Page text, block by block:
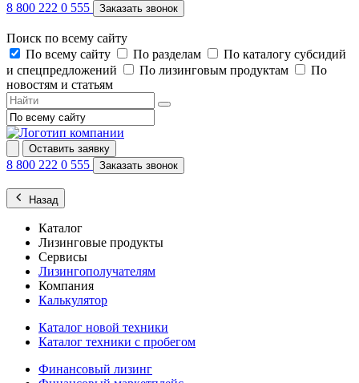
8 800 222 0 555 Заказать звонок
Поиск по всему сайту
По всему сайту
По разделам
По каталогу субсидий
и спецпредложений
По лизинговым продуктам
По
новостям и статьям
Оставить заявку
8 800 222 0 555 Заказать звонок
Назад
Каталог
Лизинговые продукты
Сервисы
Лизингополучателям
Компания
Калькулятор
Каталог новой техники
Каталог техники с пробегом
Финансовый лизинг